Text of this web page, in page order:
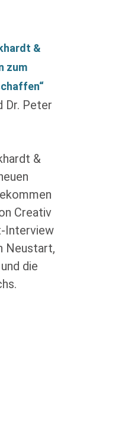
&
zum
Dr. Peter
&
Creativ
Interview
Neustart,
die